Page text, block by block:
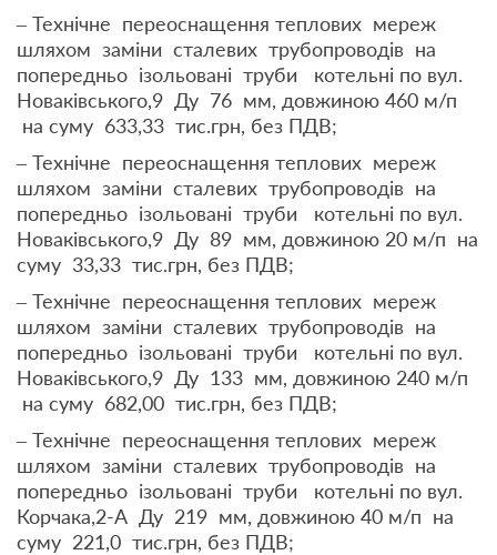
– Технічне переоснащення теплових мереж
шляхом заміни сталевих трубопроводів на
попередньо ізольовані труби котельні по вул.
Новаківського,9 Ду 76 мм, довжиною 460 м/п
на суму 633,33 тис.грн, без ПДВ;
– Технічне переоснащення теплових мереж
шляхом заміни сталевих трубопроводів на
попередньо ізольовані труби котельні по вул.
Новаківського,9 Ду 89 мм, довжиною 20 м/п на
суму 33,33 тис.грн, без ПДВ;
– Технічне переоснащення теплових мереж
шляхом заміни сталевих трубопроводів на
попередньо ізольовані труби котельні по вул.
Новаківського,9 Ду 133 мм, довжиною 240 м/п
на суму 682,00 тис.грн, без ПДВ;
– Технічне переоснащення теплових мереж
шляхом заміни сталевих трубопроводів на
попередньо ізольовані труби котельні по вул.
Корчака,2-А Ду 219 мм, довжиною 40 м/п на
суму 221,0 тис.грн, без ПДВ;